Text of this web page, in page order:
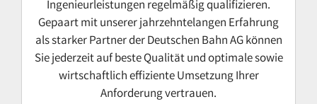
Ingenieurleistungen regelmäßig qualifizieren.
Gepaart mit unserer jahrzehntelangen Erfahrung
als starker Partner der Deutschen Bahn AG können
Sie jederzeit auf beste Qualität und optimale sowie
wirtschaftlich effiziente Umsetzung Ihrer
Anforderung vertrauen.